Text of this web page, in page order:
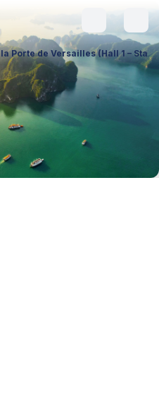
1 – Stand A026), pour